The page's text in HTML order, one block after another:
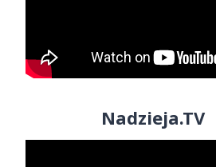
Nadzieja.TV